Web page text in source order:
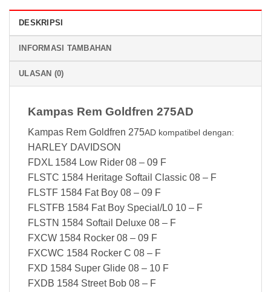
DESKRIPSI
INFORMASI TAMBAHAN
ULASAN (0)
Kampas Rem Goldfren 275AD
Kampas Rem Goldfren 275AD kompatibel dengan:
HARLEY DAVIDSON
FDXL 1584 Low Rider 08 – 09 F
FLSTC 1584 Heritage Softail Classic 08 – F
FLSTF 1584 Fat Boy 08 – 09 F
FLSTFB 1584 Fat Boy Special/L0 10 – F
FLSTN 1584 Softail Deluxe 08 – F
FXCW 1584 Rocker 08 – 09 F
FXCWC 1584 Rocker C 08 – F
FXD 1584 Super Glide 08 – 10 F
FXDB 1584 Street Bob 08 – F